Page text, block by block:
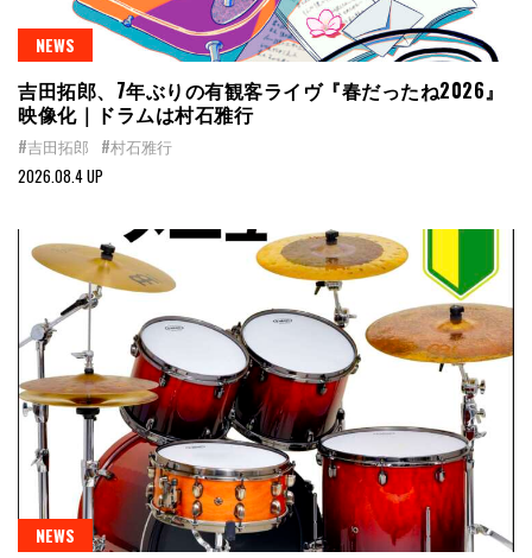
NEWS
吉田拓郎、7年ぶりの有観客ライヴ『春だったね2026』
映像化｜ドラムは村石雅行
#吉田拓郎 #村石雅行
2026.08.4 UP
NEWS